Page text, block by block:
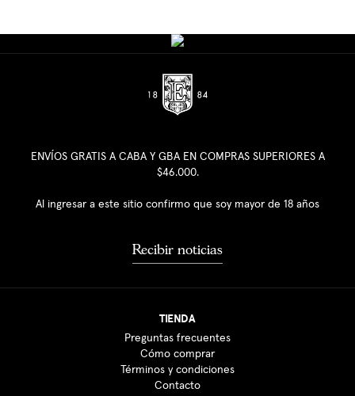
ENVÍOS GRATIS A CABA Y GBA EN COMPRAS SUPERIORES A
$46.000.
Al ingresar a este sitio confirmo que soy mayor de 18 años
Recibir noticias
TIENDA
Preguntas frecuentes
Cómo comprar
Términos y condiciones
Contacto